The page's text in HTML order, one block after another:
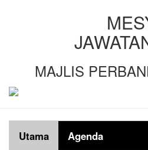
MAJLIS
Utama Agenda